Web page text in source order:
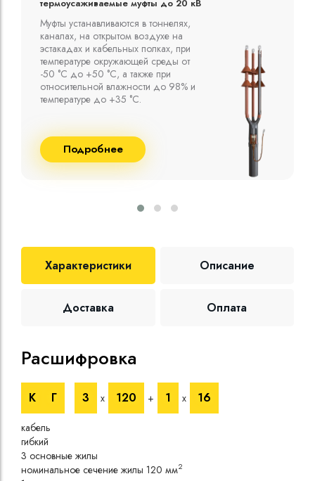
Термоусаживаемые муфты до 10 кВ
Компания ООО "Москабельторг"
предлагает, как соединительные
термоусаживаемые муфты на кабель
напряжением до 10 кВ с изоляцией
из маслопропитанной бумаги и
сшитого полиэтилена собственного
производства
Подробнее
Характеристики Описание
Доставка Оплата
Расшифровка
К Г 3 х 120 + 1 х 16
кабель
гибкий
3 основные жилы
номинальное сечение жилы 120 мм2